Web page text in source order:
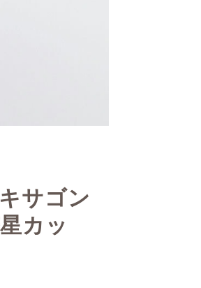
サゴン
カッ